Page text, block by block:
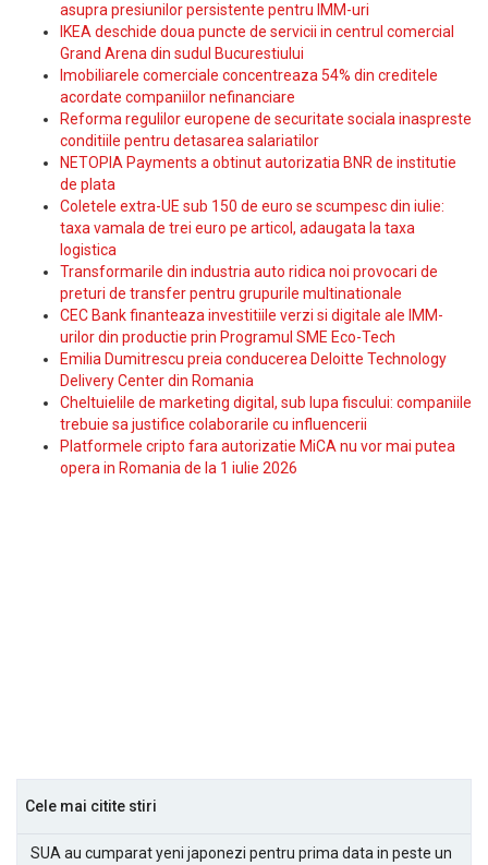
asupra presiunilor persistente pentru IMM-uri
IKEA deschide doua puncte de servicii in centrul comercial
Grand Arena din sudul Bucurestiului
Imobiliarele comerciale concentreaza 54% din creditele
acordate companiilor nefinanciare
Reforma regulilor europene de securitate sociala inaspreste
conditiile pentru detasarea salariatilor
NETOPIA Payments a obtinut autorizatia BNR de institutie
de plata
Coletele extra-UE sub 150 de euro se scumpesc din iulie:
taxa vamala de trei euro pe articol, adaugata la taxa
logistica
Transformarile din industria auto ridica noi provocari de
preturi de transfer pentru grupurile multinationale
CEC Bank finanteaza investitiile verzi si digitale ale IMM-
urilor din productie prin Programul SME Eco-Tech
Emilia Dumitrescu preia conducerea Deloitte Technology
Delivery Center din Romania
Cheltuielile de marketing digital, sub lupa fiscului: companiile
trebuie sa justifice colaborarile cu influencerii
Platformele cripto fara autorizatie MiCA nu vor mai putea
opera in Romania de la 1 iulie 2026
Cele mai citite stiri
SUA au cumparat yeni japonezi pentru prima data in peste un